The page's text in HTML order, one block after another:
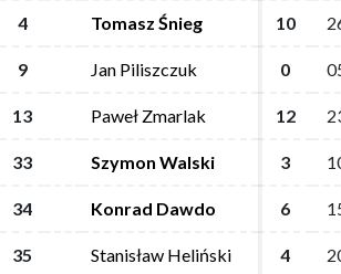
4 Tomasz Śnieg 10
9 Jan Piliszczuk 0
13 Paweł Zmarlak 12
33 Szymon Walski 3
34 Konrad Dawdo 6
35 Stanisław Heliński 4
4 Tomasz Śnieg 10
9 Jan Piliszczuk 0
13 Paweł Zmarlak 12
33 Szymon Walski 3
34 Konrad Dawdo 6
35 Stanisław Heliński 4